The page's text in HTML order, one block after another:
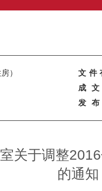
） 文件
成
发
关于调整
的通知